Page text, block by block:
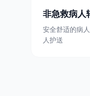
非急救病人
安全舒适的病
人护送